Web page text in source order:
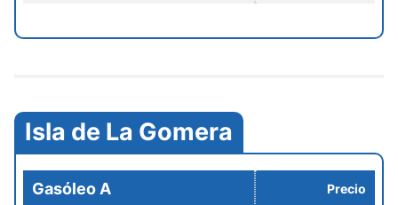
Isla de La Gomera
Gasóleo A Precio